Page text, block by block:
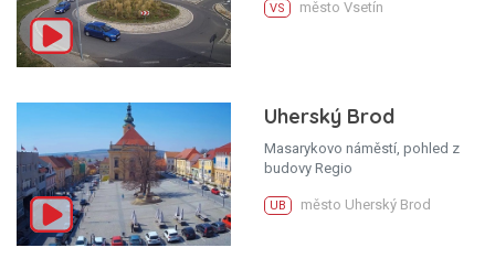
VS město Vsetín
Uherský Brod
Masarykovo náměstí, pohled z
budovy Regio
UB město Uherský Brod